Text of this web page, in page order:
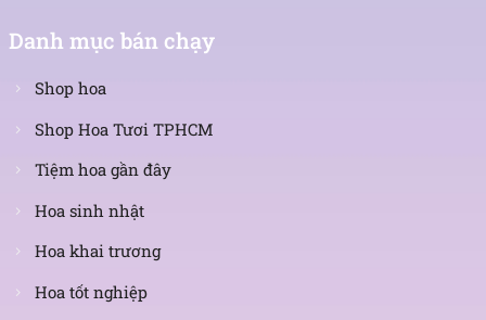
Danh mục bán chạy
Shop hoa
Shop Hoa Tươi TPHCM
Tiệm hoa gần đây
Hoa sinh nhật
Hoa khai trương
Hoa tốt nghiệp